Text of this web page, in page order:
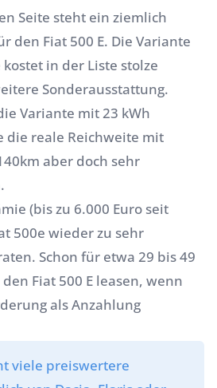
Seite steht ein ziemlich
den Fiat 500 E. Die Variante
in der Liste stolze
Sonderausstattung.
Variante mit 23 kWh
die reale Reichweite mit
aber doch sehr
(bis zu 6.000 Euro seit
500e wieder zu sehr
Schon für etwa 29 bis 49
Fiat 500 E leasen, wenn
alsAnzahlung
viele preiswertere